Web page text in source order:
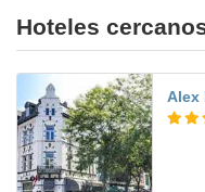
Hoteles
Alex